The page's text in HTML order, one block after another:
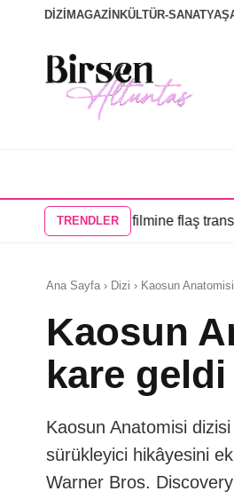
DİZİ MAGAZİN KÜLTÜR-SANAT
TRENDLER
İnsanlar” filmine flaş transfer, Altın
Ana Sayfa › Dizi › Kaosun
Kaosun
kare geldi
Kaosun Anatomisi
sürükleyici hikâyesini
Warner Bros.